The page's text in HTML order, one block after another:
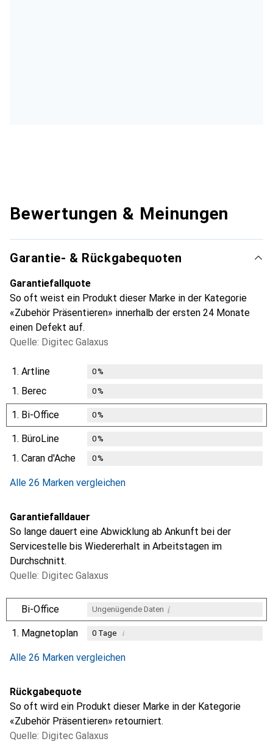
Bewertungen & Meinungen
Garantie- & Rückgabequoten
Garantiefallquote
So oft weist ein Produkt dieser Marke in der Kategorie
«Zubehör Präsentieren» innerhalb der ersten 24 Monate
einen Defekt auf.
Quelle: Digitec Galaxus
1. Artline 0%
1. Berec 0%
1. Bi-Office 0%
1. BüroLine 0%
1. Caran d'Ache 0%
Alle 26 Marken vergleichen
Garantiefalldauer
So lange dauert eine Abwicklung ab Ankunft bei der
Servicestelle bis Wiedererhalt in Arbeitstagen im
Durchschnitt.
Quelle: Digitec Galaxus
Bi-Office Ungenügende Daten i
1. Magnetoplan 0Tage i
Alle 26 Marken vergleichen
Rückgabequote
So oft wird ein Produkt dieser Marke in der Kategorie
«Zubehör Präsentieren» retourniert.
Quelle: Digitec Galaxus